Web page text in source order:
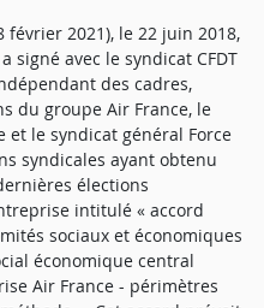
février 2021), le 22 juin 2018,
signé avec le syndicat CFDT
des cadres,
du groupe Air France, le
et le syndicat général Force
syndicales ayant obtenu
élections
intitulé « accord
sociaux et économiques
économique central
Air France - périmètres